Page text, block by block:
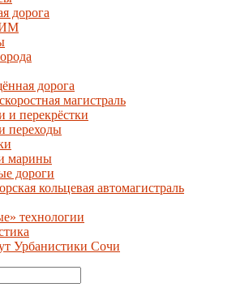
дорога
дорога
магистраль
и перекрёстки
переходы
марины
дороги
кольцевая автомагистраль
технологии
Урбанистики Сочи